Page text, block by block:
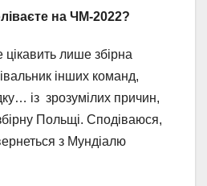
на ЧМ-2022?
лише збірна
інших команд,
із зрозумілих причин,
Польщі. Сподіваюся,
з Мундіалю